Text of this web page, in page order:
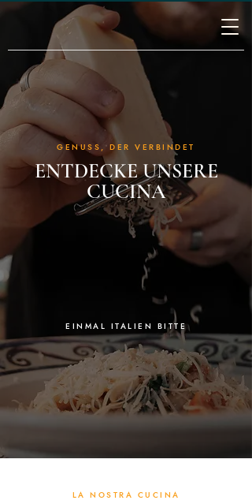
GENUSS, DER VERBINDET
ENTDECKE UNSERE
CUCINA
EINMAL ITALIEN BITTE
LA NOSTRA CUCINA